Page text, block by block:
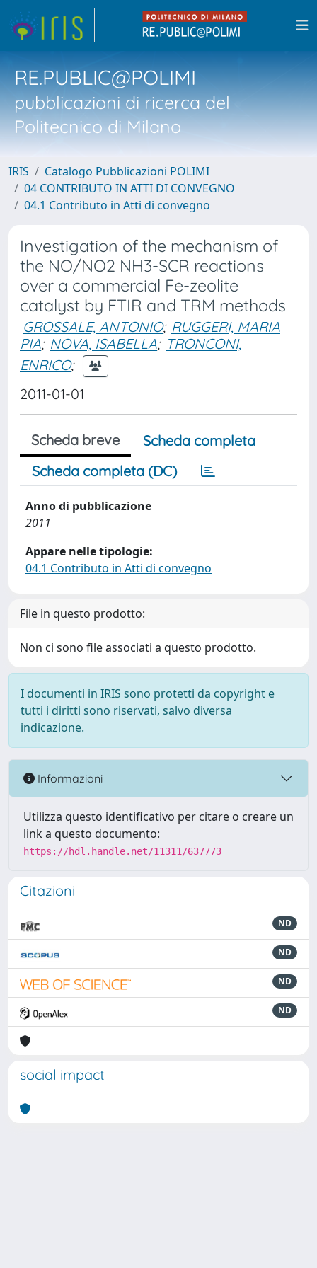
RE.PUBLIC@POLIMI
pubblicazioni di ricerca del
Politecnico di Milano
IRIS
Catalogo Pubblicazioni POLIMI
04 CONTRIBUTO IN ATTI DI CONVEGNO
04.1 Contributo in Atti di convegno
Investigation of the mechanism of
the NO/NO2 NH3-SCR reactions
over a commercial Fe-zeolite
catalyst by FTIR and TRM methods
GROSSALE, ANTONIO; RUGGERI, MARIA
PIA; NOVA, ISABELLA; TRONCONI,
ENRICO;
2011-01-01
Scheda breve
Scheda completa
Scheda completa (DC)
Anno di pubblicazione
2011
Appare nelle tipologie:
04.1 Contributo in Atti di convegno
File in questo prodotto:
Non ci sono file associati a questo prodotto.
I documenti in IRIS sono protetti da copyright e
tutti i diritti sono riservati, salvo diversa
indicazione.
Informazioni
Utilizza questo identificativo per citare o creare un
link a questo documento:
https://hdl.handle.net/11311/637773
Citazioni
ND
ND
ND
ND
social impact